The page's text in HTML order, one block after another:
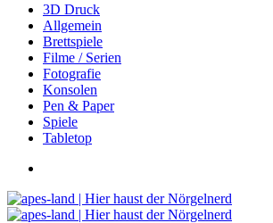
3D Druck
Allgemein
Brettspiele
Filme / Serien
Fotografie
Konsolen
Pen & Paper
Spiele
Tabletop